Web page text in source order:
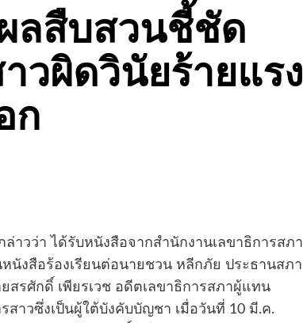
ลสืบสวนชี้ชัด
วผิดวินัยร้ายแรง
ก
าวว่า ได้รับหนังสือจากสำนักงานเลขาธิการสภา
นังสือร้องเรียนต่อนายชวน หลีกภัย ประธานสภา
รศักดิ์ เพียรเวช อดีตเลขาธิการสภาผู้แทน
าวซึ่งเป็นผู้ใต้บังคับบัญชา เมื่อวันที่ 10 มี.ค.